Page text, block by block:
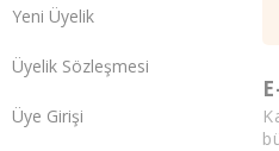
Yeni Üyelik
Üyelik Sözleşmesi
Üye Girişi